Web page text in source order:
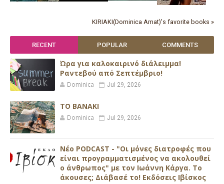
KIRIAKI(Dominica Amat)'s favorite books »
RECENT POPULAR COMMENTS
Ώρα για καλοκαιρινό διάλειμμα!
Ραντεβού από Σεπτέμβριο!
Dominica Jul 29, 2026
ΤΟ ΒΑΝΑΚΙ
Dominica Jul 29, 2026
Νέο PODCAST - "Οι μόνες διατροφές που
είναι προγραμματισμένος να ακολουθεί
ο άνθρωπος" με τον Ιωάννη Κάργα. Το
άκουσες; Διάβασέ το! Εκδόσεις Ιβίσκος